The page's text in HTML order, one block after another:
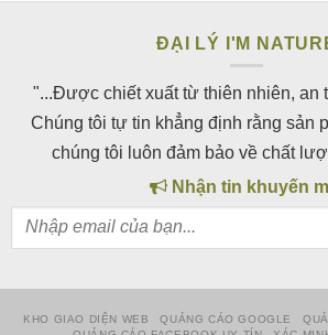
ĐẠI LÝ I'M
"...Được chiết xuất từ thiên nhiên, an
Chúng tôi tự tin khẳng định rằng sản
chúng tôi luôn đảm bảo về chất
Nhận tin khuyến
KHO GIAO DIỆN WEB QUẢNG CÁO GOOGLE